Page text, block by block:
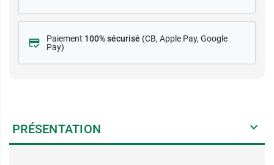
Paiement 100% sécurisé (CB, Apple Pay, Google
Pay)
PRÉSENTATION